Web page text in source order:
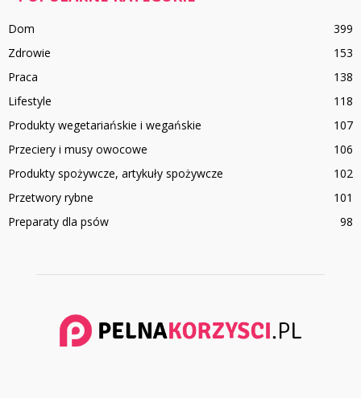
Dom
399
Zdrowie
153
Praca
138
Lifestyle
118
Produkty wegetariańskie i wegańskie
107
Przeciery i musy owocowe
106
Produkty spożywcze, artykuły spożywcze
102
Przetwory rybne
101
Preparaty dla psów
98